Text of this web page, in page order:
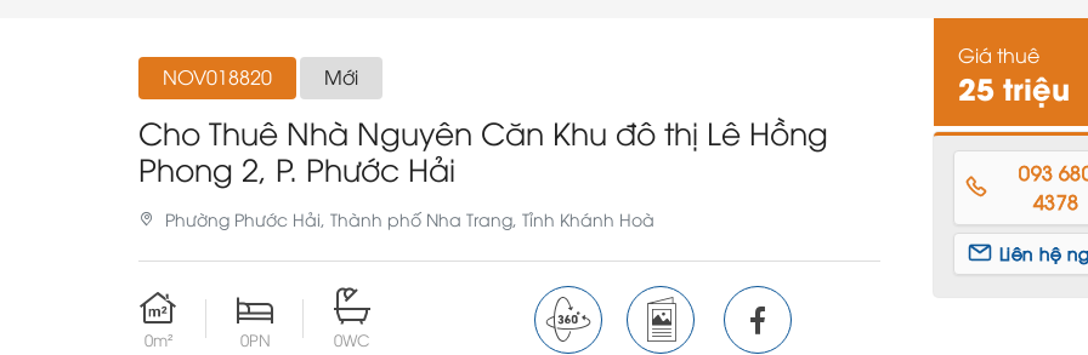
NOV018820 Mới
Cho Thuê Nhà Nguyên Căn Khu đô thị Lê Hồng
Phong 2, P. Phước Hải
Phường Phước Hải, Thành phố Nha Trang, Tỉnh Khánh Hoà
0m² 0PN
0WC
Giá thuê
25 triệu
093
4378
Liên hệ